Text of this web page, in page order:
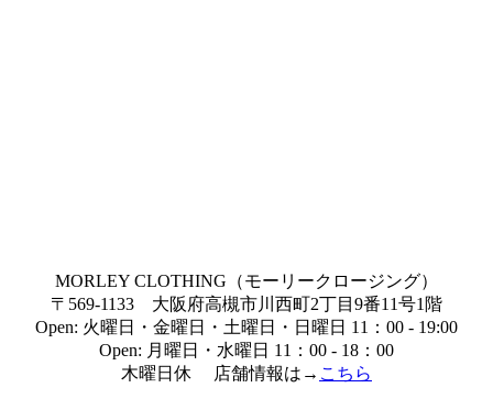
MORLEY CLOTHING（モーリークロージング）
〒569-1133 大阪府高槻市川西町2丁目9番11号1階
Open: 火曜日・金曜日・土曜日・日曜日 11：00 - 19:00
Open: 月曜日・水曜日 11：00 - 18：00
木曜日休 店舗情報は→ こちら